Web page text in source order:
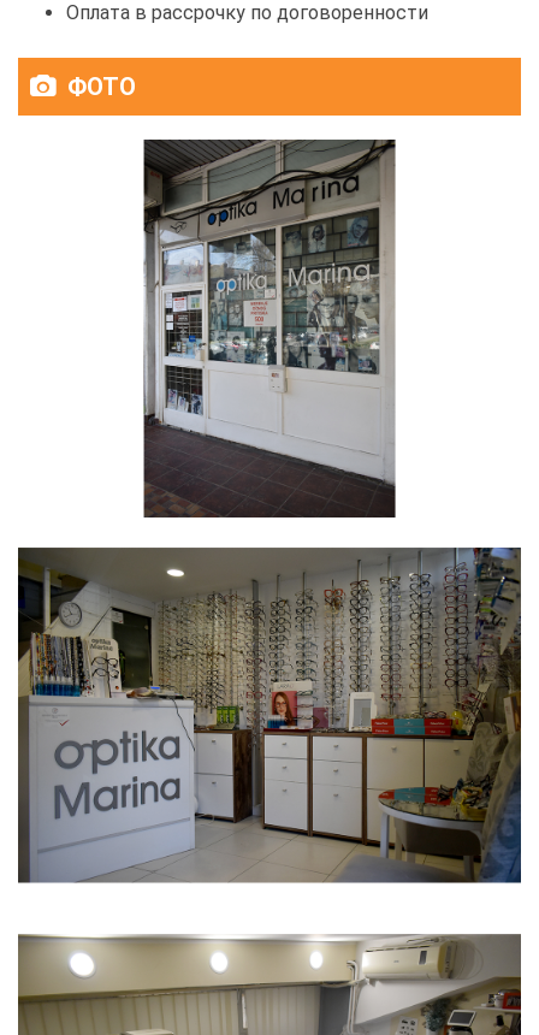
Оплата в рассрочку по договоренности
ФОТО